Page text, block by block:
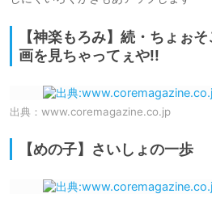
【神楽もろみ】続・ちょぉ
画を見ちゃってぇや!!
出典： www.coremagazine.co.jp
【めの子】さいしょの一歩